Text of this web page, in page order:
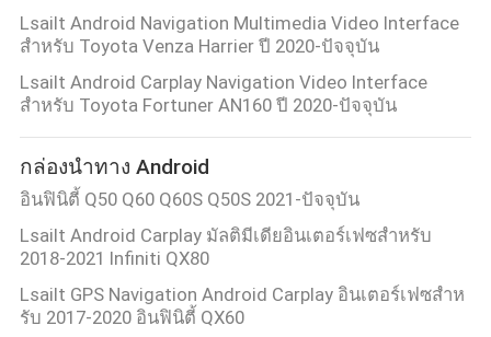
เรา
ทัวร์
โรงงาน
ควบคุม
คุณภาพ
Lsailt Android Navigation Multimedia Video Interface
สำหรับ Toyota Venza Harrier ปี 2020-ปัจจุบัน
Lsailt Android Carplay Navigation Video Interface
สำหรับ Toyota Fortuner AN160 ปี 2020-ปัจจุบัน
กล่องนำทาง Android
อินฟินิตี้ Q50 Q60 Q60S Q50S 2021-ปัจจุบัน
Lsailt Android Carplay มัลติมีเดียอินเตอร์เฟซสําหรับ
2018-2021 Infiniti QX80
Lsailt GPS Navigation Android Carplay อินเตอร์เฟซสําห
รับ 2017-2020 อินฟินิตี้ QX60